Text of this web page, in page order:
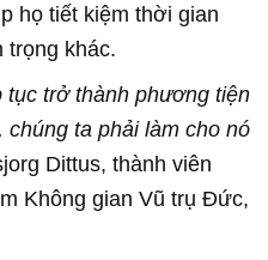
họ tiết kiệm thời gian
trọng khác.
tục trở thành phương tiện
ta phải làm cho nó
Dittus, thành viên
Không gian Vũ trụ Đức,